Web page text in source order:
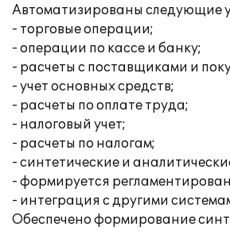
Автоматизированы следующие
- торговые операции;
- операции по кассе и банку;
- расчеты с поставщиками и
- учет основных средств;
- расчеты по оплате труда;
- налоговый учет;
- расчеты по налогам;
- синтетические и
- формируется
- интеграция с другими
Обеспечено формирование